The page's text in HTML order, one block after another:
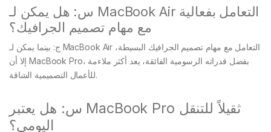
س: هل يمكن لـ MacBook Air التعامل بفعالية
مع مهام تصميم الجرافيك؟
ج: بينما يمكن لـ MacBook Air التعامل مع مهام تصميم الجرافيك البسيطة،
إلا أن MacBook Pro، بفضل قدراته الرسومية الفائقة، يعد أكثر ملاءمة
للأعمال التصميمية الشاقة.
س: هل يعتبر MacBook Pro ثقيلاً للتنقل
اليومي؟